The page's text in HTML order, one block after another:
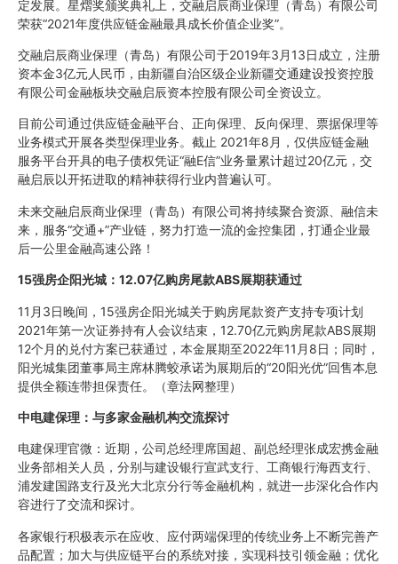
定发展。星熠奖颁奖典礼上，交融启辰商业保理（青岛）有限公司
荣获“2021年度供应链金融最具成长价值企业奖”。
交融启辰商业保理（青岛）有限公司于2019年3月13日成立，注册
资本金3亿元人民币，由新疆自治区级企业新疆交通建设投资控股
有限公司金融板块交融启辰资本控股有限公司全资设立。
目前公司通过供应链金融平台、正向保理、反向保理、票据保理等
业务模式开展各类型保理业务。截止 2021年8月，仅供应链金融
服务平台开具的电子债权凭证“融E信”业务量累计超过20亿元，交
融启辰以开拓进取的精神获得行业内普遍认可。
未来交融启辰商业保理（青岛）有限公司将持续聚合资源、融信未
来，服务“交通+”产业链，努力打造一流的金控集团，打通企业最
后一公里金融高速公路！
15强房企阳光城：12.07亿购房尾款ABS展期获通过
11月3日晚间，15强房企阳光城关于购房尾款资产支持专项计划
2021年第一次证券持有人会议结束，12.70亿元购房尾款ABS展期
12个月的兑付方案已获通过，本金展期至2022年11月8日；同时，
阳光城集团董事局主席林腾蛟承诺为展期后的“20阳光优”回售本息
提供全额连带担保责任。（章法网整理）
中电建保理：与多家金融机构交流探讨
电建保理官微：近期，公司总经理席国超、副总经理张成宏携金融
业务部相关人员，分别与建设银行宣武支行、工商银行海西支行、
浦发建国路支行及光大北京分行等金融机构，就进一步深化合作内
容进行了交流和探讨。
各家银行积极表示在应收、应付两端保理的传统业务上不断完善产
品配置；加大与供应链平台的系统对接，实现科技引领金融；优化